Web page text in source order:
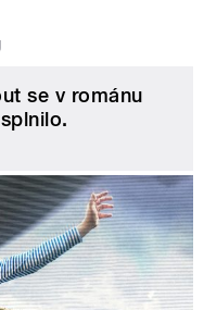
se v románu